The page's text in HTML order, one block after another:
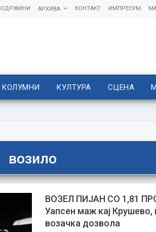
ИМПРЕСУМ
КОНТАКТ
АРХИВА
КОЛУМНИ КУЛТУРА СЦЕНА
возило
ВОЗЕЛ ПИЈАН СО 1,81
Уапсен маж кај Крушево,
возачка дозвола